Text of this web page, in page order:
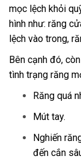
mọc lệch khỏi
hình như: răng
lệch vào trong,
Bên cạnh đó,
tình trạng răng
Răng quá
Mút tay.
Nghiến
đến cắn